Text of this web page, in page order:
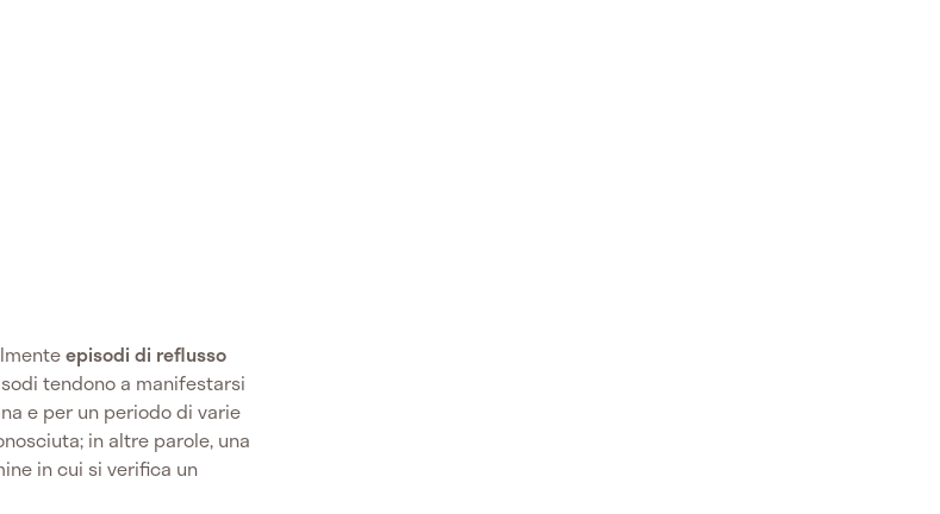
episodi di reflusso
tendono a manifestarsi
e per un periodo di varie
in altre parole, una
in cui si verifica un